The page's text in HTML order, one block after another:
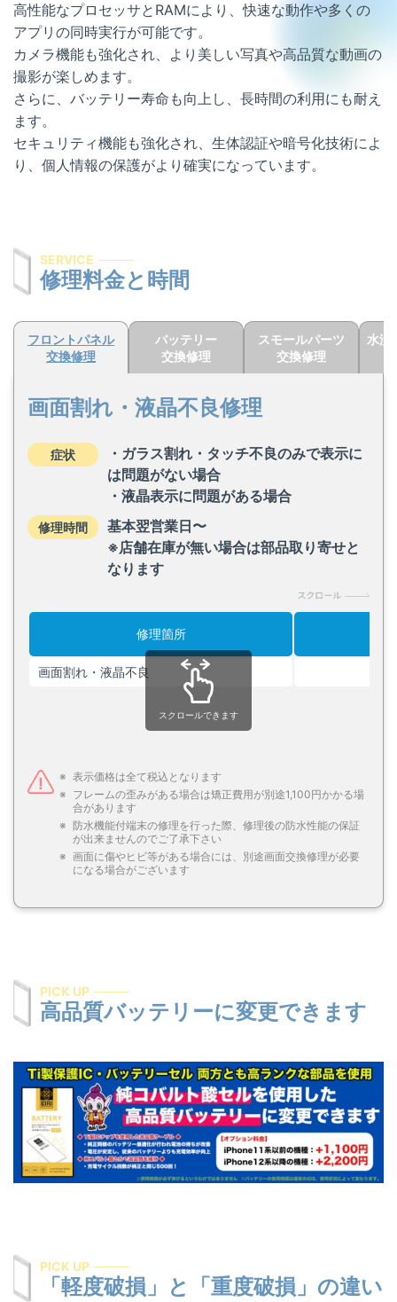
高性能なプロセッサとRAMにより、快速な動作や多くの
アプリの同時実行が可能です。
カメラ機能も強化され、より美しい写真や高品質な動画の
撮影が楽しめます。
さらに、バッテリー寿命も向上し、長時間の利用にも耐え
ます。
セキュリティ機能も強化され、生体認証や暗号化技術によ
り、個人情報の保護がより確実になっています。
SERVICE
修理料金と時間
フロントパネル
交換修理
バッテリー
交換修理
スモールパーツ
交換修理
水没
画面割れ・液晶不良修理
症状
・ガラス割れ・タッチ不良のみで表示に
は問題がない場合
・液晶表示に問題がある場合
修理時間
基本翌営業日〜
※店舗在庫が無い場合は部品取り寄せと
なります
修理箇所
画面割れ・液晶不良
スクロールできます
表示価格は全て税込となります
フレームの歪みがある場合は矯正費用が別途1,100円かかる場
合があります
防水機能付端末の修理を行った際、修理後の防水性能の保証
が出来ませんのでご了承下さい
画面に傷やヒビ等がある場合には、別途画面交換修理が必要
になる場合がございます
PICK UP
高品質バッテリーに変更できます
PICK UP
「軽度破損」と「重度破損」の違い